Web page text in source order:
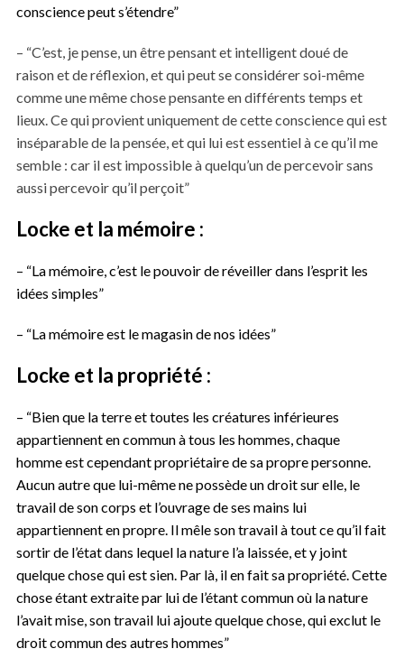
conscience peut s’étendre”
– “C’est, je pense, un être pensant et intelligent doué de
raison et de réflexion, et qui peut se considérer soi-même
comme une même chose pensante en différents temps et
lieux. Ce qui provient uniquement de cette conscience qui est
inséparable de la pensée, et qui lui est essentiel à ce qu’il me
semble : car il est impossible à quelqu’un de percevoir sans
aussi percevoir qu’il perçoit”
Locke et la mémoire :
– “La mémoire, c’est le pouvoir de réveiller dans l’esprit les
idées simples”
– “La mémoire est le magasin de nos idées”
Locke et la propriété :
– “Bien que la terre et toutes les créatures inférieures
appartiennent en commun à tous les hommes, chaque
homme est cependant propriétaire de sa propre personne.
Aucun autre que lui-même ne possède un droit sur elle, le
travail de son corps et l’ouvrage de ses mains lui
appartiennent en propre. Il mêle son travail à tout ce qu’il fait
sortir de l’état dans lequel la nature l’a laissée, et y joint
quelque chose qui est sien. Par là, il en fait sa propriété. Cette
chose étant extraite par lui de l’étant commun où la nature
l’avait mise, son travail lui ajoute quelque chose, qui exclut le
droit commun des autres hommes”